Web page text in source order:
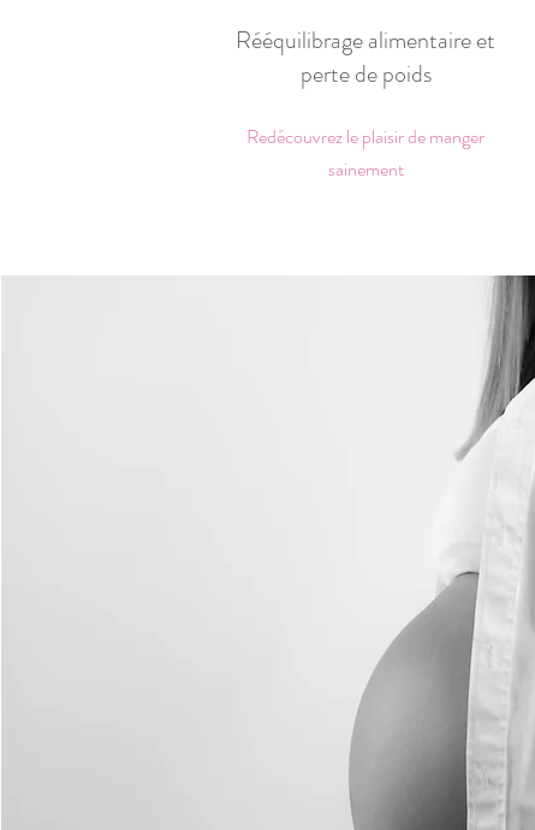
Rééquilibrage alimentaire et
perte de poids
Redécouvrez le plaisir de manger
sainement